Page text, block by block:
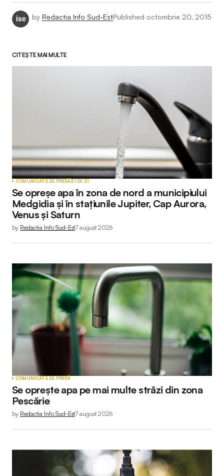
by Redactia Info Sud-EstPublished octombrie 20, 2015
CITEȘTE MAI MULTE
COMUNICATE DE PRESĂZI DE ZI
Se opreșe apa în zona de nord a municipiului
Medgidia și în stațiunile Jupiter, Cap Aurora,
Venus și Saturn
by Redactia Info Sud-Est7 august 2026
COMUNICATE DE PRESĂ
Se oprește apa pe mai multe străzi din zona
Pescărie
by Redactia Info Sud-Est7 august 2026